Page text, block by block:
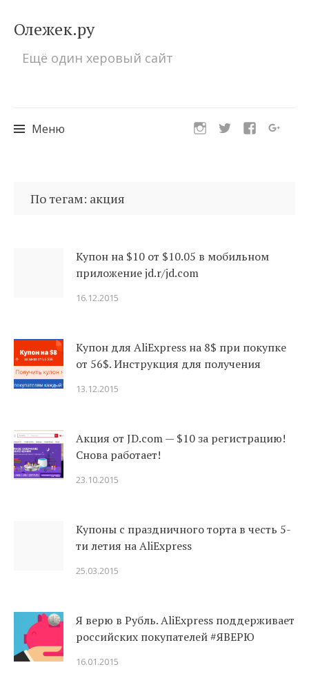
Олежек.ру
Ещё один херовый сайт
Меню
кПо тегам: акция
Купон на $10 от $10.05 в мобильном
приложение jd.r/jd.com
16.12.2015
Купон для AliExpress на 8$ при покупке
от 56$. Инструкция для получения
13.12.2015
Акция от JD.com — $10 за регистрацию!
Снова работает!
23.10.2015
Купоны c праздничного торта в честь 5-
ти летия на AliExpress
25.03.2015
Я верю в Рубль. AliExpress поддерживает
российских покупателей #ЯВЕРЮ
16.01.2015